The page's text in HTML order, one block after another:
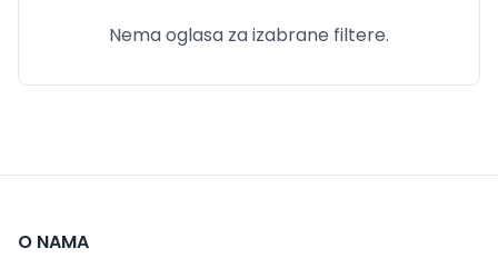
Nema oglasa za izabrane filtere.
O NAMA